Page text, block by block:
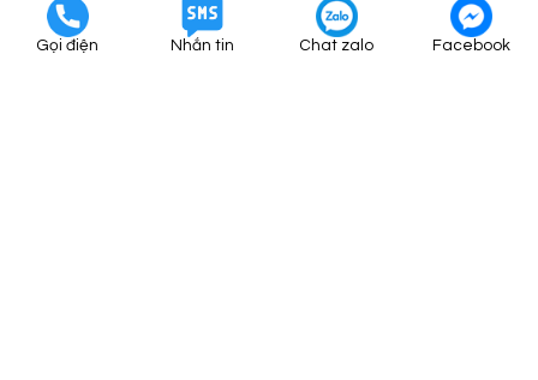
Khấu hao là gì? Phân loại và cách tính
Tài Chính Cá Nhân 0
Gọi điện Nhắn tin Chat zalo Facebook